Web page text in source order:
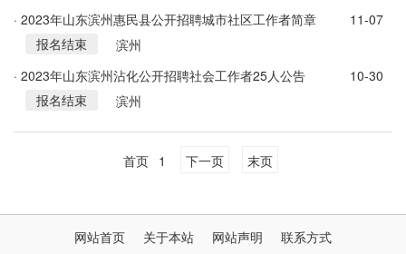
· 2023年山东滨州惠民县公开招聘城市社区工作者简章
（55人）
11-07
报名结束
滨州
· 2023年山东滨州沾化公开招聘社会工作者25人公告
10-30
报名结束
滨州
首页 1 下一页 末页
网站首页 关于本站 网站声明
联系方式